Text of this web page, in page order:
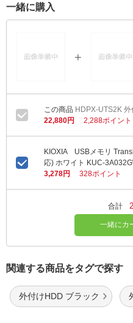
一緒に購入
HDPX-UTS2K
22,880円
2,288ポイント
KIOXIA USBメモリ
応) ホワイト KUC-
3,278円
328ポイント
合計
一緒にカ
関連する商品をタグで探す
外付けHDD ブラック